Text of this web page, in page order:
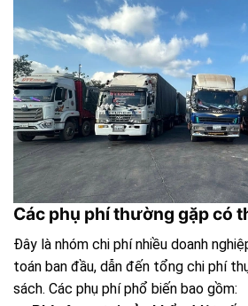
Các phụ phí thường gặp có
Đây là nhóm chi phí nhiều doanh
toán ban đầu, dẫn đến tổng chi phí
sách. Các phụ phí phổ biến bao gồm: